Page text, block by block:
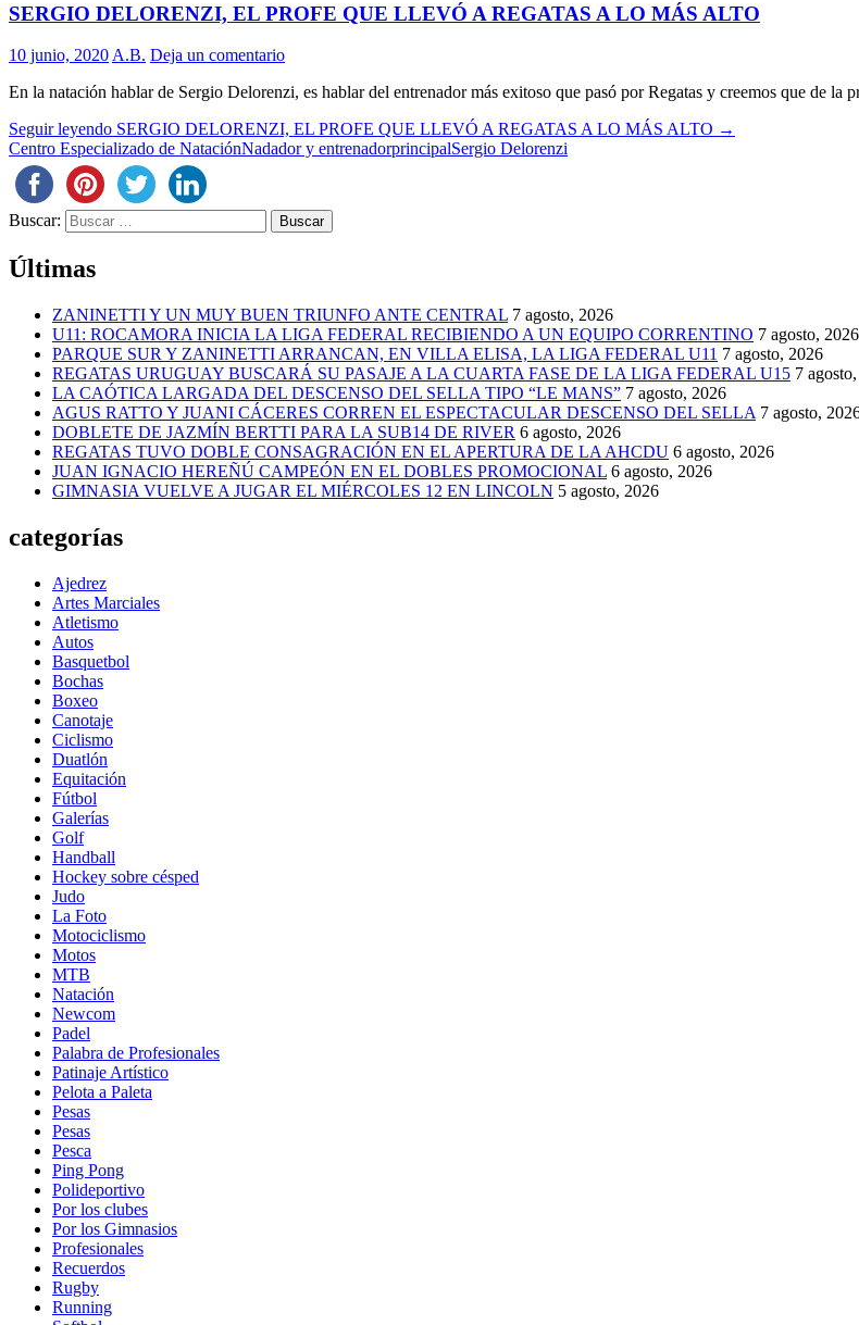
SERGIO DELORENZI, EL PROFE QUE LLEVÓ A REGATAS A LO MÁS ALTO
10 junio, 2020 A.B. Deja un comentario
En la natación hablar de Sergio Delorenzi, es hablar del entrenador más exitoso que pasó por Regatas y creemos que de la
Seguir leyendo SERGIO DELORENZI, EL PROFE QUE LLEVÓ A REGATAS A LO MÁS ALTO →
Centro Especializado de NataciónNadador y entrenadorprincipalSergio Delorenzi
Buscar:
Últimas
ZANINETTI Y UN MUY BUEN TRIUNFO ANTE CENTRAL 7 agosto, 2026
U11: ROCAMORA INICIA LA LIGA FEDERAL RECIBIENDO A UN EQUIPO CORRENTINO 7 agosto, 2026
PARQUE SUR Y ZANINETTI ARRANCAN, EN VILLA ELISA, LA LIGA FEDERAL U11 7 agosto, 2026
REGATAS URUGUAY BUSCARÁ SU PASAJE A LA CUARTA FASE DE LA LIGA FEDERAL U15 7
LA CAÓTICA LARGADA DEL DESCENSO DEL SELLA TIPO “LE MANS” 7 agosto, 2026
AGUS RATTO Y JUANI CÁCERES CORREN EL ESPECTACULAR DESCENSO DEL SELLA 7 agosto,
DOBLETE DE JAZMÍN BERTTI PARA LA SUB14 DE RIVER 6 agosto, 2026
REGATAS TUVO DOBLE CONSAGRACIÓN EN EL APERTURA DE LA AHCDU 6 agosto, 2026
JUAN IGNACIO HEREÑÚ CAMPEÓN EN EL DOBLES PROMOCIONAL 6 agosto, 2026
GIMNASIA VUELVE A JUGAR EL MIÉRCOLES 12 EN LINCOLN 5 agosto, 2026
categorías
Ajedrez
Artes Marciales
Atletismo
Autos
Basquetbol
Bochas
Boxeo
Canotaje
Ciclismo
Duatlón
Equitación
Fútbol
Galerías
Golf
Handball
Hockey sobre césped
Judo
La Foto
Motociclismo
Motos
MTB
Natación
Newcom
Padel
Palabra de Profesionales
Patinaje Artístico
Pelota a Paleta
Pesas
Pesas
Pesca
Ping Pong
Polideportivo
Por los clubes
Por los Gimnasios
Profesionales
Recuerdos
Rugby
Running